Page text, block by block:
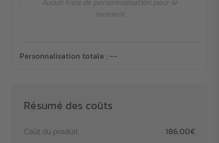
moment
Personnalisation totale : --
Résumé des coûts
Coût du produit 186.00€